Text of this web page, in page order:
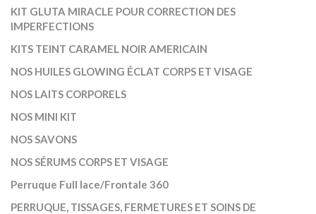
KIT GLUTA MIRACLE POUR CORRECTION DES
IMPERFECTIONS
KITS TEINT CARAMEL NOIR AMERICAIN
NOS HUILES GLOWING ÉCLAT CORPS ET VISAGE
NOS LAITS CORPORELS
NOS MINI KIT
NOS SAVONS
NOS SÉRUMS CORPS ET VISAGE
Perruque Full lace/Frontale 360
PERRUQUE, TISSAGES, FERMETURES ET SOINS DE